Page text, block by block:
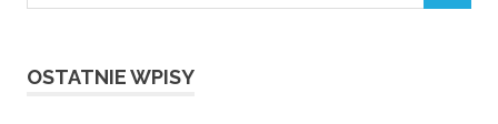
OSTATNIE WPISY